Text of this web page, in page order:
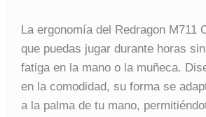
La ergonomía del Redragon M711
que puedas jugar durante horas
fatiga en la mano o la muñeca.
en la comodidad, su forma se
a la palma de tu mano,